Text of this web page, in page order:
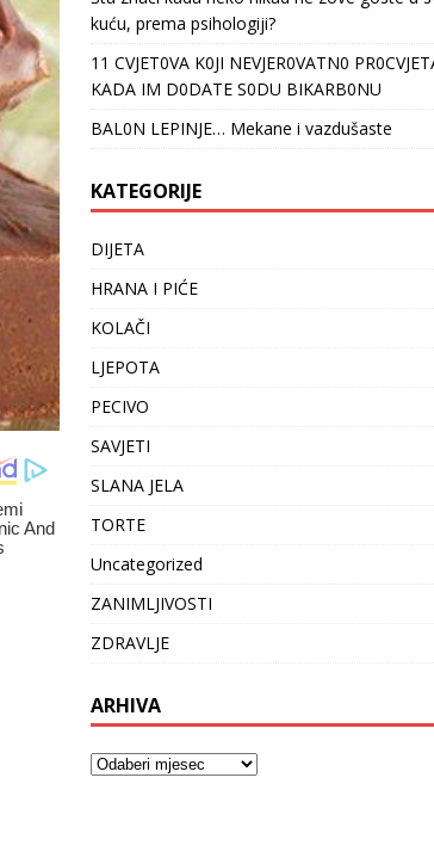
kuću, prema psihologiji?
11 CVJET0VA K0JI NEVJER0VATN0
KADA IM D0DATE S0DU BIKARB0NU
BAL0N LEPINJE… Mekane i vazdušaste
KATEGORIJE
DIJETA
HRANA I PIĆE
KOLAČI
LJEPOTA
PECIVO
SAVJETI
SLANA JELA
TORTE
Uncategorized
ZANIMLJIVOSTI
ZDRAVLJE
ARHIVA